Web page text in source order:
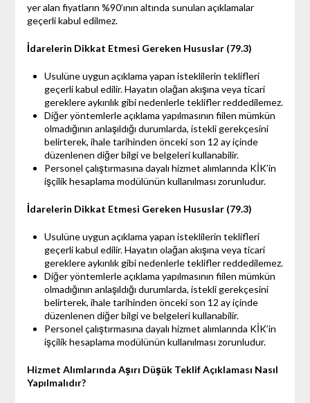
yer alan fiyatların %90’ının altında sunulan açıklamalar
geçerli kabul edilmez.
İdarelerin Dikkat Etmesi Gereken Hususlar (79.3)
Usulüne uygun açıklama yapan isteklilerin teklifleri
geçerli kabul edilir. Hayatın olağan akışına veya ticari
gereklere aykırılık gibi nedenlerle teklifler reddedilemez.
Diğer yöntemlerle açıklama yapılmasının fiilen mümkün
olmadığının anlaşıldığı durumlarda, istekli gerekçesini
belirterek, ihale tarihinden önceki son 12 ay içinde
düzenlenen diğer bilgi ve belgeleri kullanabilir.
Personel çalıştırmasına dayalı hizmet alımlarında KİK’in
işçilik hesaplama modülünün kullanılması zorunludur.
İdarelerin Dikkat Etmesi Gereken Hususlar (79.3)
Usulüne uygun açıklama yapan isteklilerin teklifleri
geçerli kabul edilir. Hayatın olağan akışına veya ticari
gereklere aykırılık gibi nedenlerle teklifler reddedilemez.
Diğer yöntemlerle açıklama yapılmasının fiilen mümkün
olmadığının anlaşıldığı durumlarda, istekli gerekçesini
belirterek, ihale tarihinden önceki son 12 ay içinde
düzenlenen diğer bilgi ve belgeleri kullanabilir.
Personel çalıştırmasına dayalı hizmet alımlarında KİK’in
işçilik hesaplama modülünün kullanılması zorunludur.
Hizmet Alımlarında Aşırı Düşük Teklif Açıklaması Nasıl
Yapılmalıdır?